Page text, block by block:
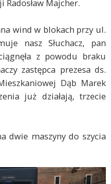
Radosław Majcher.
wind w blokach przy ul.
nasz Słuchacz, pan
z powodu braku
zastępca prezesa ds.
Dąb Marek
już działają, trzecie
dwie maszyny do szycia